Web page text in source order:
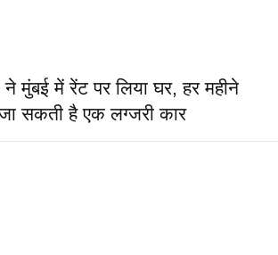
मुंबई में रेंट पर लिया घर, हर महीने
जा सकती है एक लग्जरी कार